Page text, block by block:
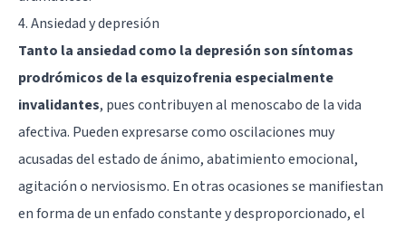
4. Ansiedad y depresión
Tanto la ansiedad como la depresión son síntomas
prodrómicos de la esquizofrenia especialmente
invalidantes, pues contribuyen al menoscabo de la vida
afectiva. Pueden expresarse como oscilaciones muy
acusadas del estado de ánimo, abatimiento emocional,
agitación o nerviosismo. En otras ocasiones se manifiestan
en forma de un enfado constante y desproporcionado, el